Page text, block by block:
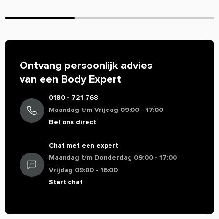
label voor behoud van kleur en pasvorm. Wassen op een
aanbevolen voor het beste resultaat.
bestellen:
Body Supplies biedt een breed assortiment supplementen
van verschillende merken aan. Bestel je supplementen van
o.a. Universal Nutrition bij Body Supplies en profiteer van
scherpe prijzen en snelle
Ontvang persoonlijk advies
van een Body Expert
0180 - 721 768
Maandag t/m Vrijdag 09:00 - 17:00
Bel ons direct
Chat met een expert
Maandag t/m Donderdag 09:00 - 17:00
Vrijdag 09:00 - 16:00
Start chat